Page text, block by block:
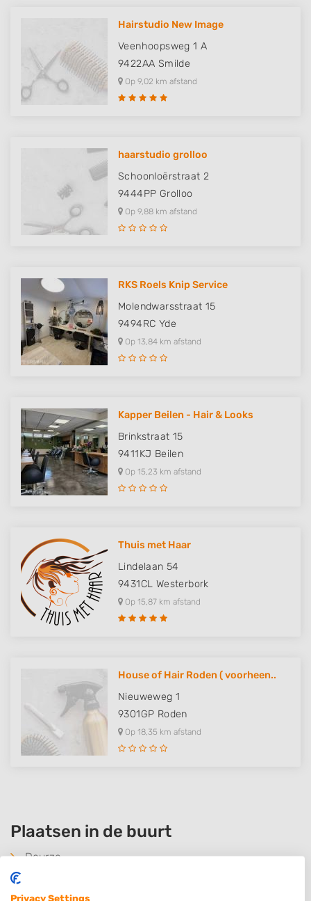
Hairstudio New Image
Veenhoopsweg 1 A
9422AA Smilde
Op 9,02 km afstand
haarstudio grolloo
Schoonloërstraat 2
9444PP Grolloo
Op 9,88 km afstand
RKS Roels Knip Service
Molendwarsstraat 15
9494RC Yde
Op 13,84 km afstand
Kapper Beilen - Hair & Looks
Brinkstraat 15
9411KJ Beilen
Op 15,23 km afstand
Thuis met Haar
Lindelaan 54
9431CL Westerbork
Op 15,87 km afstand
House of Hair Roden ( voorheen..
Nieuweweg 1
9301GP Roden
Op 18,35 km afstand
Plaatsen in de buurt
Deurze
Privacy Settings